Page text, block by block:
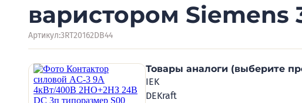
варистором Siemens
Артикул:3RT20162DB44
Товары аналоги (выберите
IEK
DEKraft